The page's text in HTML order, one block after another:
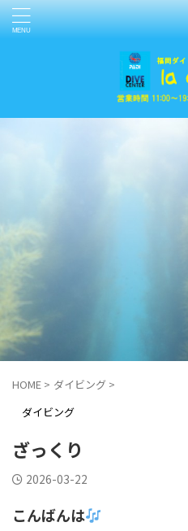
HOME > ダイビング >
ダイビング
ざっくり
2026-03-22
こんばんは